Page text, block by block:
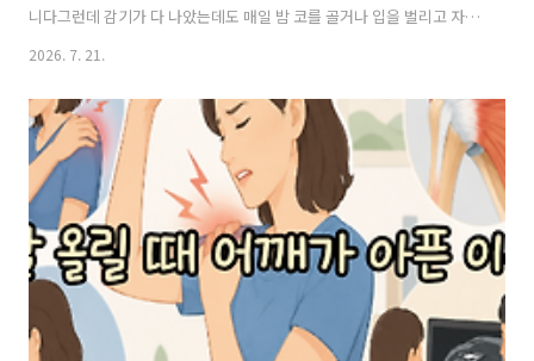
니다그런데 감기가 다 나았는데도 매일 밤 코를 골거나 입을 벌리고 자고
숨소리가 유난히 크다면 단순한 잠버릇으로만 생각하기 어려울 수 있습
침에 일어나도 개운해하지 않는다면 부모 입장에서는 걱정될 수밖에 없
습니다아이의 반복적인 코골이는 코와 목 뒤쪽의 기도가 좁아지는 여러
원인과 관련될 수 있는데 그중 하나가 아데노이드 비대입니다아데노이
드가 커지면 왜 코를 골게 되는지, 어떤 검사를 받는지, 꼭 수술해야 하는
지까지 알아보겠습니다 아이가 코를 곤다고 모두 문제가 있는 것은 아닙
니다감기나 비염으로 코가 심..
2026. 7. 21.